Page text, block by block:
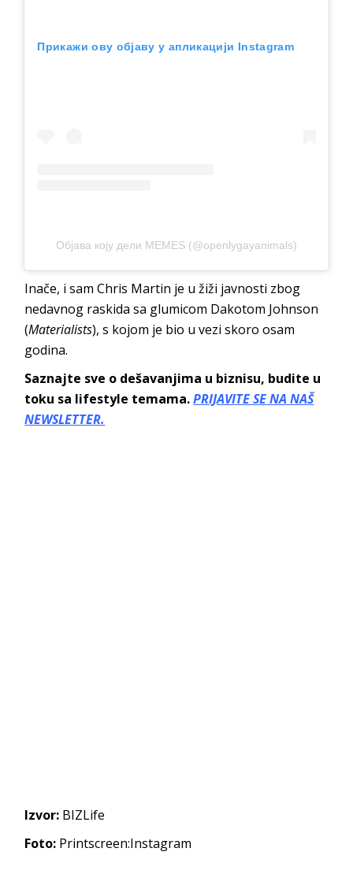
Прикажи ову објаву у апликацији Instagram
Објава коју дели MEMES (@openlygayanimals)
Inače, i sam Chris Martin je u žiži javnosti zbog
nedavnog raskida sa glumicom Dakotom Johnson
(Materialists), s kojom je bio u vezi skoro osam
godina.
Saznajte sve o dešavanjima u biznisu, budite u
toku sa lifestyle temama.PRIJAVITE SE NA NAŠ
NEWSLETTER.
Izvor: BIZLife
Foto: Printscreen:Instagram